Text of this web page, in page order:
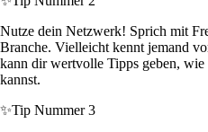
Nutze dein Netzwerk! Sprich mit
Branche. Vielleicht kennt jemand
kann dir wertvolle Tipps geben, wie
kannst.
✨Tip Nummer 3